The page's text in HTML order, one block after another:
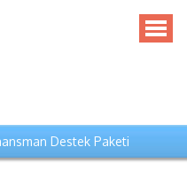
Destek Paketi